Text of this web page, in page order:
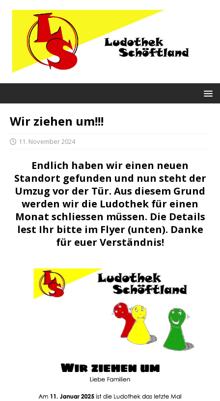
Wir ziehen um!!!
11. November 2024
Endlich haben wir einen neuen
Standort gefunden und nun steht der
Umzug vor der Tür. Aus diesem Grund
werden wir die Ludothek für einen
Monat schliessen müssen. Die Details
lest Ihr bitte im Flyer (unten). Danke
für euer Verständnis!